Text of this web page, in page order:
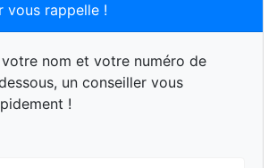
vous rappelle !
nom et votre numéro de
un conseiller vous
!